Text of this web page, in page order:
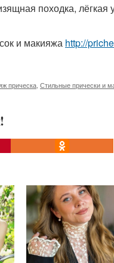
походка,
и макияжа http://
прическа Стильные прически и